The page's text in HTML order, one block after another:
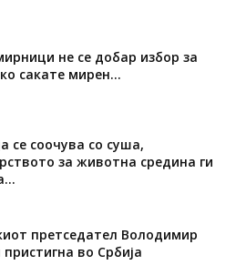
не се добар избор за
сакате мирен...
се соочува со суша,
за животна средина ги
претседател Володимир
пристигна во Србија